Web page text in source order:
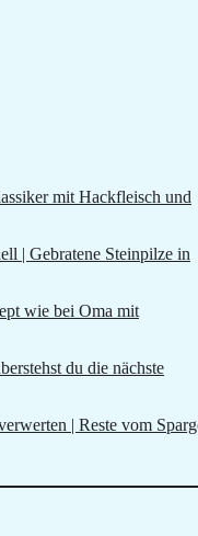
mit Hackfleisch und
| Gebratene Steinpilze in
wie bei Oma mit
du die nächste
| Reste vom